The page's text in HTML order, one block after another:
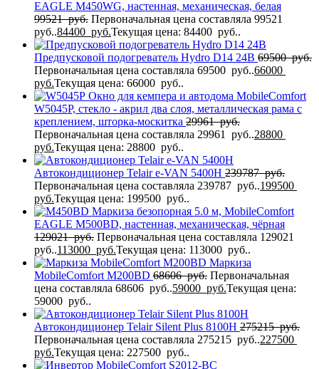
EAGLE M450WG, настенная, механическая, белая
99521руб. Первоначальная цена составляла 99521
руб..84400 руб.Текущая цена: 84400 руб..
Предпусковой подогреватель Hydro D14 24В 69500руб.
Первоначальная цена составляла 69500 руб..66000
руб.Текущая цена: 66000 руб..
Окно для кемпера и автодома MobileComfort
W5045P, стекло - акрил два слоя, металлическая рама с
креплением, шторка-москитка 29961руб.
Первоначальная цена составляла 29961 руб..28800
руб.Текущая цена: 28800 руб..
Автокондиционер Telair e-VAN 5400H 239787руб.
Первоначальная цена составляла 239787 руб..199500
руб.Текущая цена: 199500 руб..
Маркиза безопорная 5.0 м, MobileComfort
EAGLE M500BD, настенная, механическая, чёрная
129021руб. Первоначальная цена составляла 129021
руб..113000 руб.Текущая цена: 113000 руб..
Маркиза
MobileComfort M200BD 68606руб. Первоначальная
цена составляла 68606 руб..59000 руб.Текущая цена:
59000 руб..
Автокондиционер Telair Silent Plus 8100H 275215руб.
Первоначальная цена составляла 275215 руб..227500
руб.Текущая цена: 227500 руб..